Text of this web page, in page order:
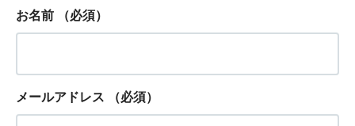
お名前 （必須）
メールアドレス （必須）